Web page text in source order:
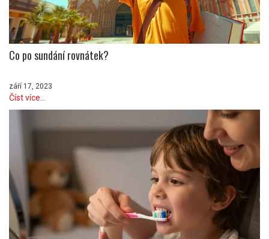
Co po sundání rovnátek?
září 17, 2023
Číst více...